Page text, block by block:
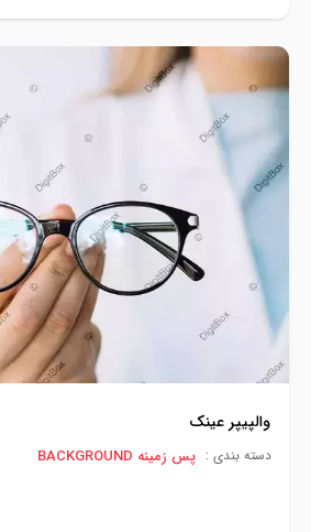
والپیپر عینک
دسته بندی : پس زمینه BACKGROUND